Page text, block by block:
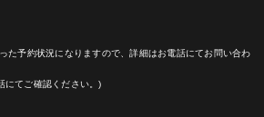
た予約状況になりますので、詳細はお電話にてお問い合わ
にてご確認ください。)